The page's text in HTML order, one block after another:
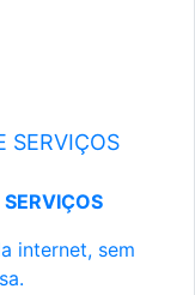
SERVIÇOS
internet, sem